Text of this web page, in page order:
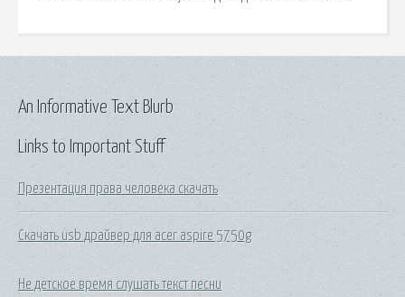
Links to Important Stuff
Презентация права человека скачать
Скачать usb драйвер для acer aspire 5750g
Не детское время слушать текст песни
An Informative Text Blurb